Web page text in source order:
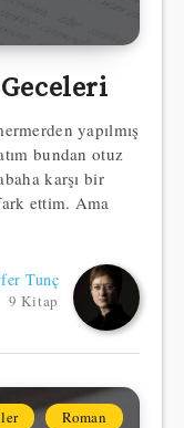
yapılmış
bundan otuz
karşı bir
ettim. Ama
Tunç
9 Kitap
Roman